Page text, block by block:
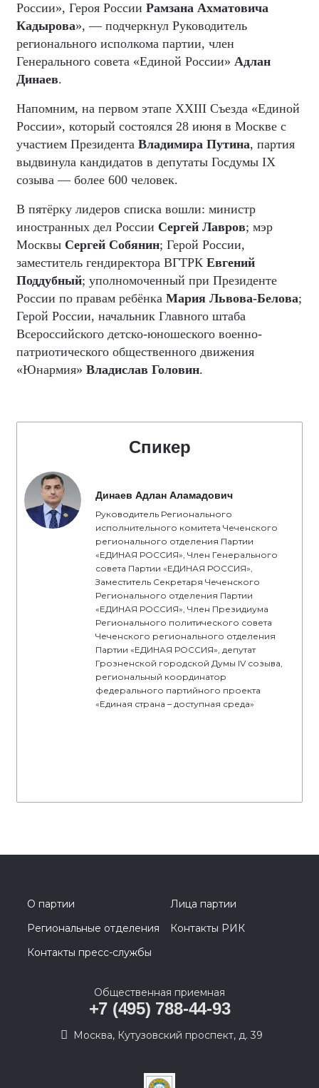
России», Героя России Рамзана Ахматовича
Кадырова», — подчеркнул Руководитель
регионального исполкома партии, член
Генерального совета «Единой России» Адлан
Динаев.
Напомним, на первом этапе XXIII Съезда «Единой
России», который состоялся 28 июня в Москве с
участием Президента Владимира Путина, партия
выдвинула кандидатов в депутаты Госдумы IX
созыва — более 600 человек.
В пятёрку лидеров списка вошли: министр
иностранных дел России Сергей Лавров; мэр
Москвы Сергей Собянин; Герой России,
заместитель гендиректора ВГТРК Евгений
Поддубный; уполномоченный при Президенте
России по правам ребёнка Мария Львова-Белова;
Герой России, начальник Главного штаба
Всероссийского детско-юношеского военно-
патриотического общественного движения
«Юнармия» Владислав Головин.
Спикер
Динаев Адлан Аламадович
Руководитель Регионального
исполнительного комитета Чеченского
регионального отделения Партии
«ЕДИНАЯ РОССИЯ», Член Генерального
совета Партии «ЕДИНАЯ РОССИЯ»,
Заместитель Секретаря Чеченского
Регионального отделения Партии
«ЕДИНАЯ РОССИЯ», Член Президиума
Регионального политического совета
Чеченского регионального отделения
Партии «ЕДИНАЯ РОССИЯ», депутат
Грозненской городской Думы IV созыва,
региональный координатор
федерального партийного проекта
«Единая страна – доступная среда»
О партии
Лица партии
Региональные отделения
Контакты РИК
Контакты пресс-службы
Общественная приемная
+7 (495) 788-44-93
Москва, Кутузовский проспект, д. 39